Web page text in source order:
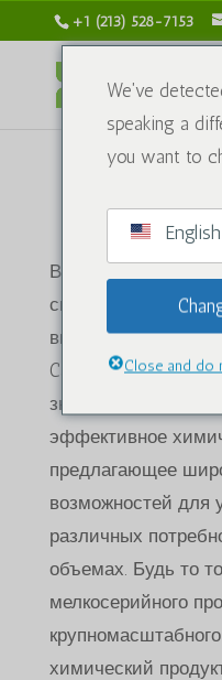
+1 (213) 528-7153
В сфере
Caluanie Muelear
значение. Это
эффективное
предлагающее
возможностей для
различных
объемах. Будь то
мелкосерийного
химический
We've
speaking a
you want to
English
Close and do